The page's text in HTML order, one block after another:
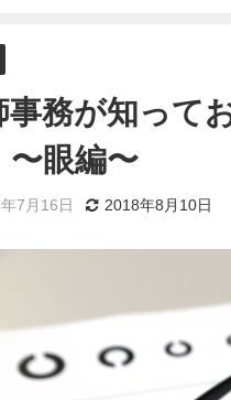
事務が知って
〜眼編〜
7月16日 2018年8月10日